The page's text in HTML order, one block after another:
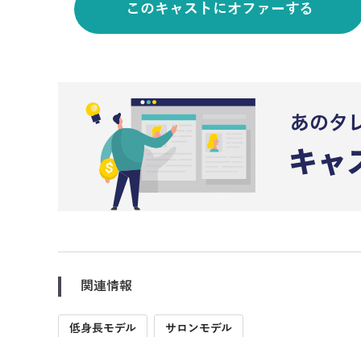
このキャストにオファーする
関連情報
低身長モデル サロンモデル